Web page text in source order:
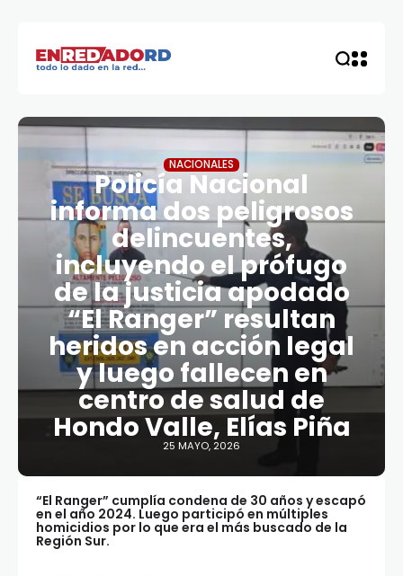
NACIONALES
Policía Nacional
informa dos peligrosos
delincuentes,
incluyendo el prófugo
de la justicia apodado
“El Ranger” resultan
heridos en acción legal
y luego fallecen en
centro de salud de
Hondo Valle, Elías Piña
25 MAYO, 2026
“El Ranger” cumplía condena de 30 años y escapó
en el año 2024. Luego participó en múltiples
homicidios por lo que era el más buscado de la
Región Sur.